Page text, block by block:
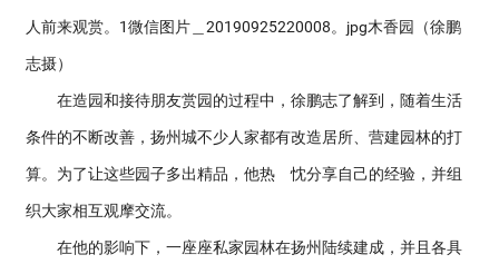
人前来观赏。1微信图片＿20190925220008。jpg木香园（徐鹏
志摄）
在造园和接待朋友赏园的过程中，徐鹏志了解到，随着生活
条件的不断改善，扬州城不少人家都有改造居所、营建园林的打
算。为了让这些园子多出精品，他热 忱分享自己的经验，并组
织大家相互观摩交流。
在他的影响下，一座座私家园林在扬州陆续建成，并且各具